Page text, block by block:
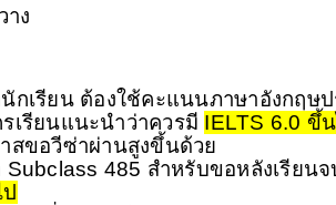
าง
กเรียน ต้องใช้คะแนนภาษาอังกฤ
เรียนแนะนำว่าควรมี IELTS 6.0 ขึ้
สขอวีซ่าผ่านสูงขึ้นด้วย
Subclass 485 สำหรับขอหลังเรียน